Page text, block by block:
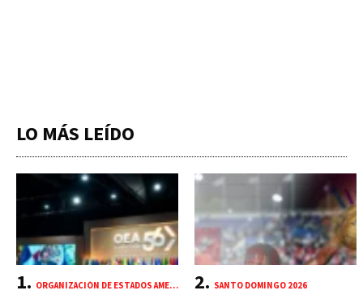
LO MÁS LEÍDO
ORGANIZACIÓN DE ESTADOS AMERICANOS (OEA) SANTO DOMINGO 2026